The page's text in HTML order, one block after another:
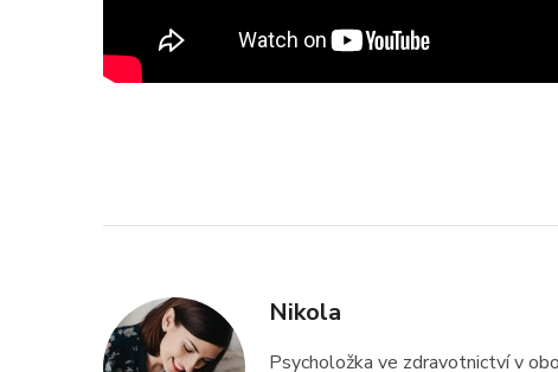
Nikola
Psycholožka ve zdravotnictví v